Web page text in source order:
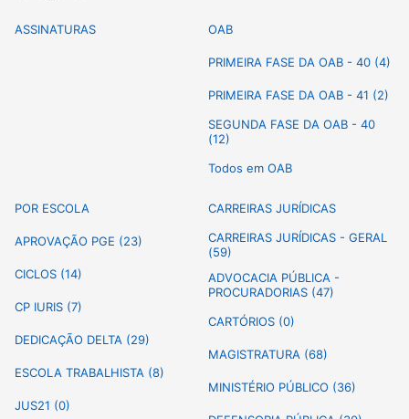
ASSINATURAS OAB
PRIMEIRA FASE DA OAB - 40 (4)
PRIMEIRA FASE DA OAB - 41 (2)
SEGUNDA FASE DA OAB - 40
(12)
Todos em OAB
POR ESCOLA
APROVAÇÃO PGE (23)
CICLOS (14)
CP IURIS (7)
DEDICAÇÃO DELTA (29)
ESCOLA TRABALHISTA (8)
JUS21 (0)
CARREIRAS JURÍDICAS
CARREIRAS JURÍDICAS - GERAL
(59)
ADVOCACIA PÚBLICA -
PROCURADORIAS (47)
CARTÓRIOS (0)
MAGISTRATURA (68)
MINISTÉRIO PÚBLICO (36)